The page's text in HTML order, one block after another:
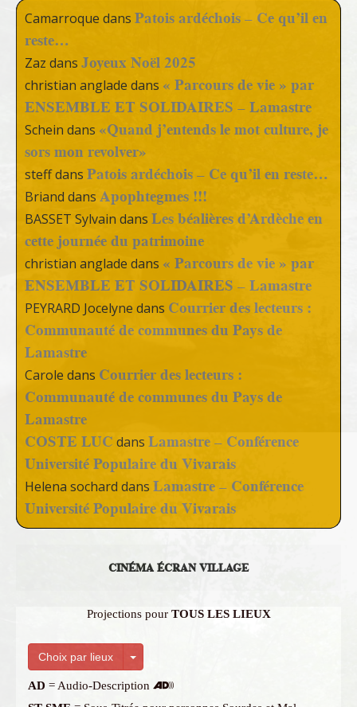
Camarroque dans Patois ardéchois – Ce qu’il en
reste…
Zaz dans Joyeux Noël 2025
christian anglade dans « Parcours de vie » par
ENSEMBLE ET SOLIDAIRES – Lamastre
Schein dans «Quand j’entends le mot culture, je
sors mon revolver»
steffdans Patois ardéchois – Ce qu’il en reste…
Briand dans Apophtegmes !!!
BASSET Sylvain dans Les béalières d’Ardèche en
cette journée du patrimoine
christian anglade dans « Parcours de vie » par
ENSEMBLE ET SOLIDAIRES – Lamastre
PEYRARD Jocelyne dans Courrier des lecteurs :
Communauté de communes du Pays de
Lamastre
Carole dans Courrier des lecteurs :
Communauté de communes du Pays de
Lamastre
COSTE LUC dans Lamastre – Conférence
Université Populaire du Vivarais
Helena sochard dans Lamastre – Conférence
Université Populaire du Vivarais
CINÉMA ÉCRAN VILLAGE